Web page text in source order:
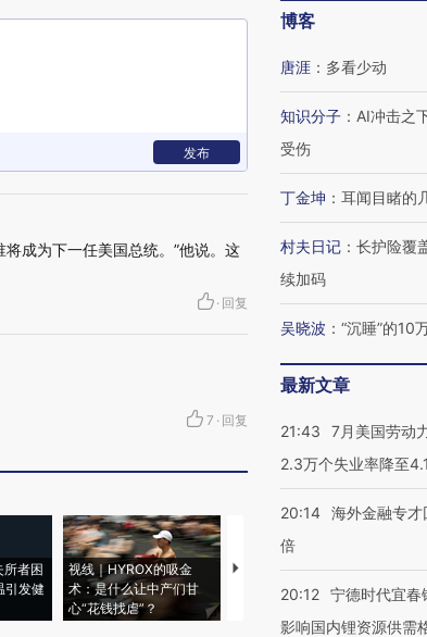
发布
成为下一任美国总统。”他说。这
· 回复
7 · 回复
所者困
引发健
视线｜HYROX的吸金
术：是什么让中产们甘
心“花钱找虐”？
马航飞行员跨国走私7万
粒摇头丸 尿检体内含3种
视
度
博客
唐涯 ： 多看少动
知识分子 ： AI冲击之
受伤
丁金坤 ： 耳闻目睹的
村夫日记 ： 长护险覆
续加码
吴晓波 ： “沉睡”的10
最新文章
21:43
7月美国劳动
2.3万个失业率降至
20:14 海外金融专
倍
20:12 宁德时代宜春
影响国内锂资源供需